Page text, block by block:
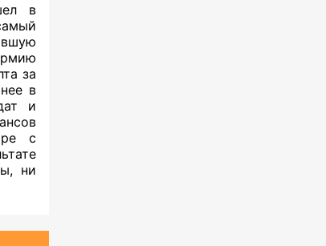
в
за
в
и
с
ни